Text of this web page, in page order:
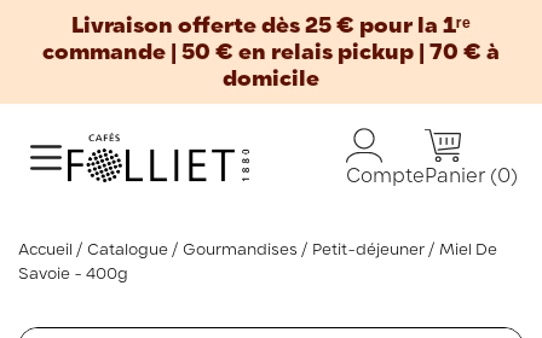
Livraison offerte dès 25 € pour la 1ʳᵉ
commande | 50 € en relais pickup | 70 € à
domicile
ComptePanier (0)
Accueil Catalogue Gourmandises Petit-déjeuner
Miel De
Savoie - 400g